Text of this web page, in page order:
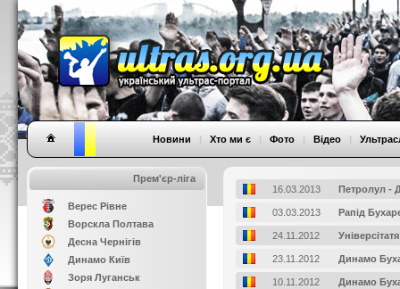
Новини | Хто ми є | Фото | Відео |
Прем'єр-ліга
Верес Рівне
Ворскла Полтава
Десна Чернігів
Динамо Київ
Зоря Луганськ
16.03.2013 Петролул -
03.03.2013 Рапід
24.11.2012
23.11.2012 Динамо
10.11.2012 Динамо